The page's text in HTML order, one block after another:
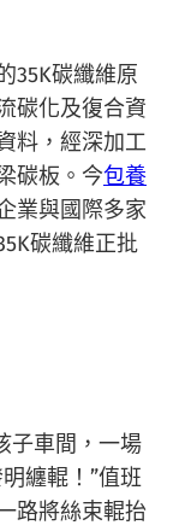
35K碳纖維原
碳化及復合資
料，經深加工
碳板。今包養
業與國際多家
碳纖維正批
子車間，一場
纏輥！”值班
路將絲束輥抬